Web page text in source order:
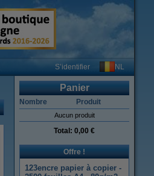
S’identifier NL
Panier
Nombre Produit
Aucun produit
Total: 0,00 €
Offre !
123encre papier à copier -